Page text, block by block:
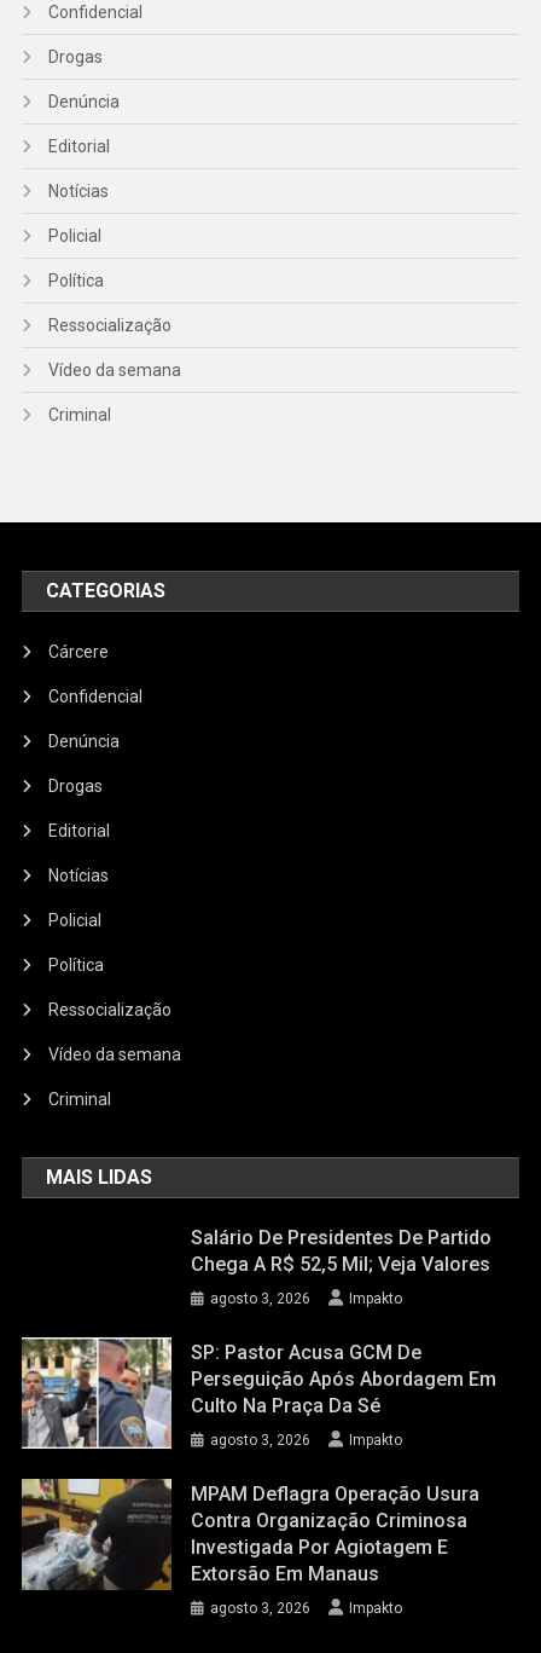
Confidencial
Drogas
Denúncia
Editorial
Notícias
Policial
Política
Ressocialização
Vídeo da semana
Criminal
CATEGORIAS
Cárcere
Confidencial
Denúncia
Drogas
Editorial
Notícias
Policial
Política
Ressocialização
Vídeo da semana
Criminal
MAIS LIDAS
Salário De Presidentes De Partido
Chega A R$ 52,5 Mil; Veja Valores
agosto 3, 2026 Impakto
SP: Pastor Acusa GCM De
Perseguição Após Abordagem Em
Culto Na Praça Da Sé
agosto 3, 2026 Impakto
MPAM Deflagra Operação Usura
Contra Organização Criminosa
Investigada Por Agiotagem E
Extorsão Em Manaus
agosto 3, 2026 Impakto